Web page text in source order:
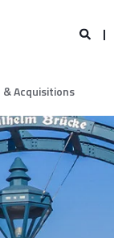
Acquisitions